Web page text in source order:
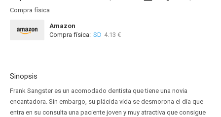
Compra física
Amazon
Compra física: SD 4.13 €
Sinopsis
Frank Sangster es un acomodado dentista que tiene una novia
encantadora. Sin embargo, su plácida vida se desmorona el día que
entra en su consulta una paciente joven y muy atractiva que consigue